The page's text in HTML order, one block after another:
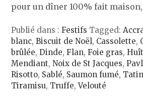
pour un dîner 100% fait
Publié dans :Festifs Tagged:
blanc,Biscuit de Noël, Cassolette,
brûlée,Dinde,Flan,Foie gras,
Mendiant,Noix de St Jacques,
Risotto, Sablé, Saumon fumé, Tatin
Tiramisu, Truffe,Velouté